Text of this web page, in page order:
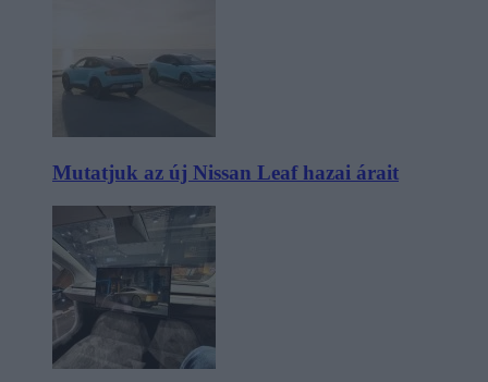
Mutatjuk az új Nissan Leaf hazai árait